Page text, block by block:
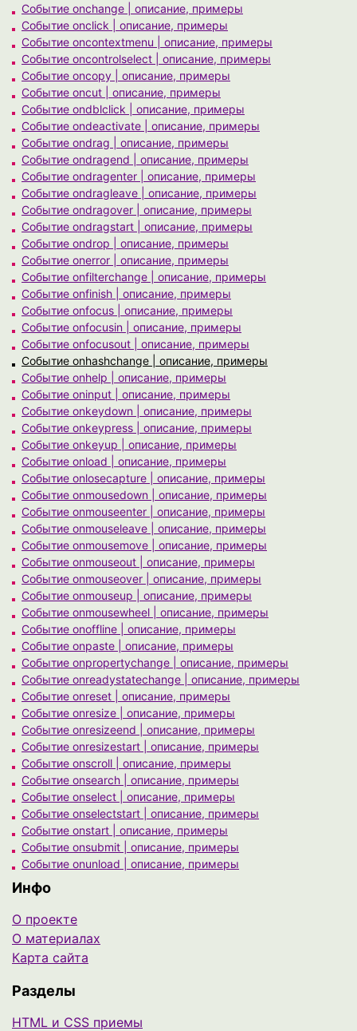
Событие onchange | описание, примеры
Событие onclick | описание, примеры
Событие oncontextmenu | описание, примеры
Событие oncontrolselect | описание, примеры
Событие oncopy | описание, примеры
Событие oncut | описание, примеры
Событие ondblclick | описание, примеры
Событие ondeactivate | описание, примеры
Событие ondrag | описание, примеры
Событие ondragend | описание, примеры
Событие ondragenter | описание, примеры
Событие ondragleave | описание, примеры
Событие ondragover | описание, примеры
Событие ondragstart | описание, примеры
Событие ondrop | описание, примеры
Событие onerror | описание, примеры
Событие onfilterchange | описание, примеры
Событие onfinish | описание, примеры
Событие onfocus | описание, примеры
Событие onfocusin | описание, примеры
Событие onfocusout | описание, примеры
Событие onhashchange | описание, примеры
Событие onhelp | описание, примеры
Событие oninput | описание, примеры
Событие onkeydown | описание, примеры
Событие onkeypress | описание, примеры
Событие onkeyup | описание, примеры
Событие onload | описание, примеры
Событие onlosecapture | описание, примеры
Событие onmousedown | описание, примеры
Событие onmouseenter | описание, примеры
Событие onmouseleave | описание, примеры
Событие onmousemove | описание, примеры
Событие onmouseout | описание, примеры
Событие onmouseover | описание, примеры
Событие onmouseup | описание, примеры
Событие onmousewheel | описание, примеры
Событие onoffline | описание, примеры
Событие onpaste | описание, примеры
Событие onpropertychange | описание, примеры
Событие onreadystatechange | описание, примеры
Событие onreset | описание, примеры
Событие onresize | описание, примеры
Событие onresizeend | описание, примеры
Событие onresizestart | описание, примеры
Событие onscroll | описание, примеры
Событие onsearch | описание, примеры
Событие onselect | описание, примеры
Событие onselectstart | описание, примеры
Событие onstart | описание, примеры
Событие onsubmit | описание, примеры
Событие onunload | описание, примеры
Инфо
О проекте
О материалах
Карта сайта
Разделы
HTML и CSS приемы